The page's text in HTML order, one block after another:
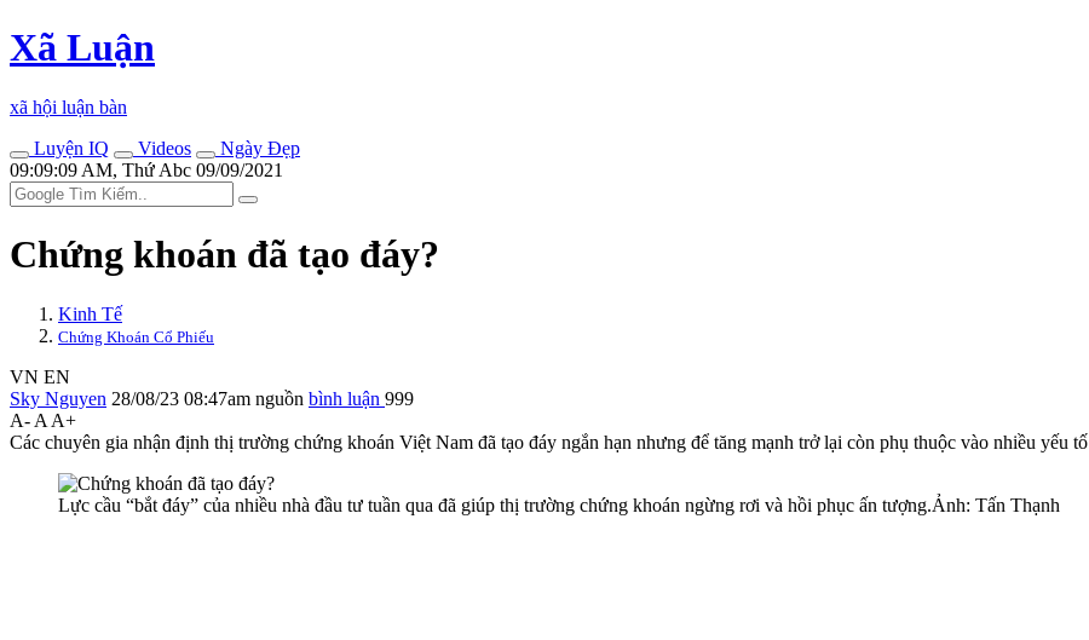
Xã Luận
xã hội luận bàn
Luyện IQ
Videos
Ngày Đẹp
09:09:09 AM, Thứ Abc 09/09/2021
Chứng khoán đã tạo đáy?
Kinh Tế
Chứng Khoán Cổ Phiếu
VN EN
Sky Nguyen 28/08/23 08:47am nguồn bình luận 999
A- A A+
Các chuyên gia nhận định thị trường chứng khoán Việt Nam đã tạo đáy ngắn hạn nhưng để tăng mạnh trở lại còn phụ thuộc vào nhiều yếu tố
Lực cầu “bắt đáy” của nhiều nhà đầu tư tuần qua đã giúp thị trường chứng khoán ngừng rơi và hồi phục ấn tượng.Ảnh: Tấn Thạnh